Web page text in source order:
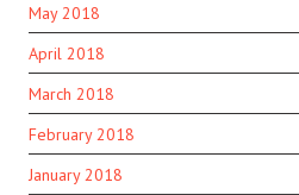
May 2018
April 2018
March 2018
February 2018
January 2018